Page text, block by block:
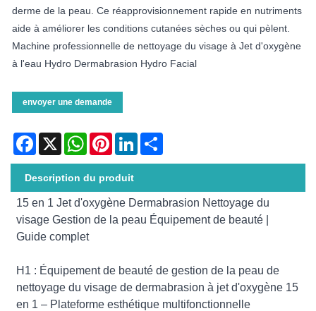
derme de la peau. Ce réapprovisionnement rapide en nutriments
aide à améliorer les conditions cutanées sèches ou qui pèlent.
Machine professionnelle de nettoyage du visage à Jet d'oxygène
à l'eau Hydro Dermabrasion Hydro Facial
envoyer une demande
Facebook
X WhatsAppPinterestLinkedIn
Description du produit
15 en 1 Jet d'oxygène Dermabrasion Nettoyage du
visage Gestion de la peau Équipement de beauté |
Guide complet
H1 : Équipement de beauté de gestion de la peau de
nettoyage du visage de dermabrasion à jet d'oxygène 15
en 1 – Plateforme esthétique multifonctionnelle